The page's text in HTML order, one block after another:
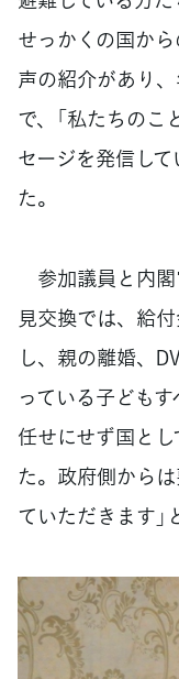
せっかくの国か
声の紹介があり
で、「私たちの
セージを発信し
た。
参加議員と内
見交換では、給
し、親の離婚、
っている子ども
任せにせず国と
た。政府側から
ていただきます」